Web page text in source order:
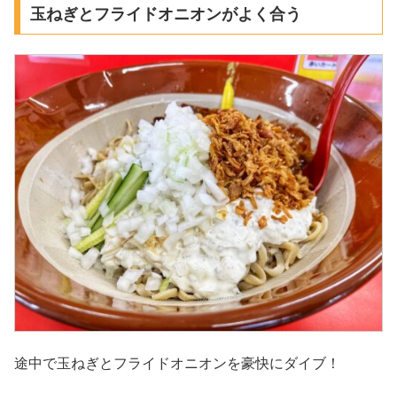
玉ねぎとフライドオニオンがよく合う
途中で玉ねぎとフライドオニオンを豪快にダイブ！